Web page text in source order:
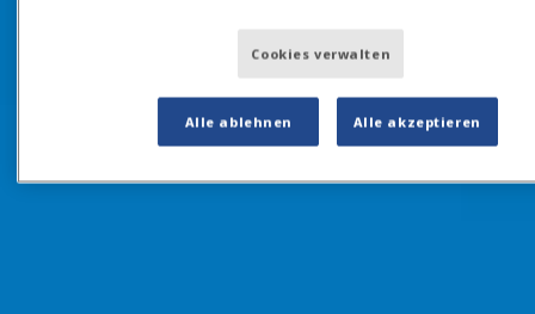
Cookies verwalten
Alle ablehnen Alle akzeptieren